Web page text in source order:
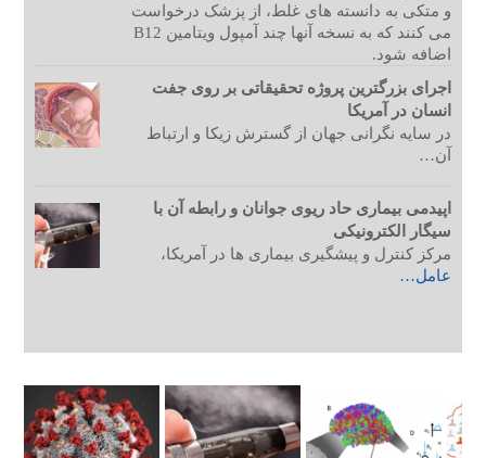
و متکی به دانسته های غلط، از پزشک درخواست
می کنند که به نسخه آنها چند آمپول ویتامین B12
اضافه شود.
اجرای بزرگترین پروژه تحقیقاتی بر روی جفت
انسان در آمریکا
در سایه نگرانی جهان از گسترش زیکا و ارتباط
آن…
اپیدمی بیماری حاد ریوی جوانان و رابطه آن با
سیگار الکترونیکی
مرکز کنترل و پیشگیری بیماری ها در آمریکا،
عامل…